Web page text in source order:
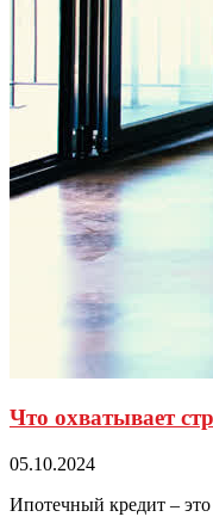
Что охватывает
05.10.2024
Ипотечный кредит –